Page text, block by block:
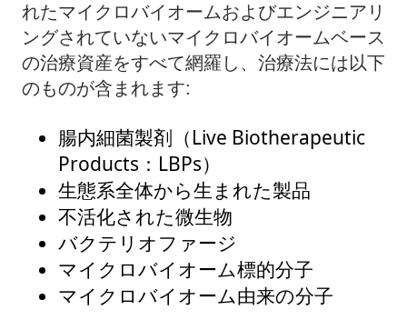
れたマイクロバイオームおよびエンジニアリ
ングされていないマイクロバイオームベース
の治療資産をすべて網羅し、治療法には以下
のものが含まれます:
腸内細菌製剤（Live Biotherapeutic
Products：LBPs）​
生態系全体から生まれた製品​
不活化された微生物​
バクテリオファージ​
マイクロバイオーム標的分子​
マイクロバイオーム由来の分子​